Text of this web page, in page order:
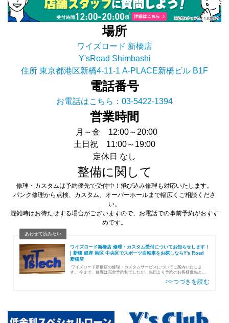
場所
ワイズロード 新橋店
Y'sRoad Shimbashi
住所 東京都港区新橋4-11-1 A-PLACE新橋ビル B1F
電話番号
お電話はこちら：03-5422-1394
営業時間
月～金 12:00～20:00
土日祝 11:00～19:00
定休日 なし
整備に関して
修理・カスタムは予約優先で受付中！飛び込み修理も対応いたします。
パンク修理から点検、カスタム、オーバーホールまで幅広くご相談くださ
い。
混雑時はお待たせする場合がございますので、お電話での事前予約がおすす
めです。
ワイズロード新橋店 修理・カスタム受付についてお知らせします！
| 新橋 銀座 港区 中央区でスポーツ自転車をお探しならY's Road
新橋店
ワイズロード新橋店の修理・カスタムサービスについてご案内いたしま
す。 今まで、修理は完全予約制でしたが、先日より予約のお客様優先とし